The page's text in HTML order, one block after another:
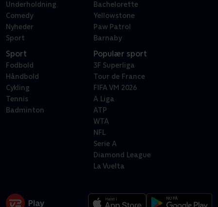
Underholdning
Comedy
Nyheder
Sport
Bachelorette
Yellowstone
Paw Patrol
Barnaby
Sport
Fodbold
Håndbold
Cykling
Tennis
Badminton
Populær sport
3F Superliga
Tour de France
FIFA VM 2026
A Liga
ATP
WTA
NFL
Serie A
Diamond League
La Vuelta